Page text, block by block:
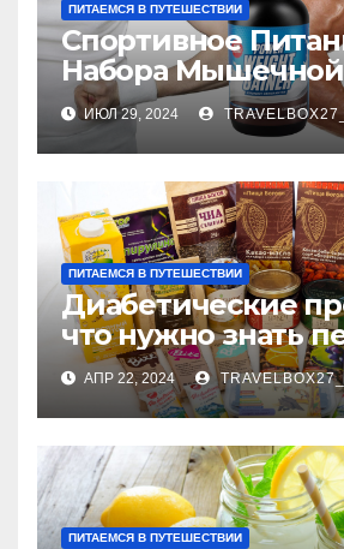
ПИТАЕМСЯ В ПУТЕШЕСТВИИ
Спортивное
Набора
Ключ к
Росту Мышц
ИЮЛ 29, 2024
ПИТАЕМСЯ В ПУТЕШЕСТВИИ
Диабетические
что нужно знать
покупкой
АПР 22, 2024 TRAVELBOX27_
ПИТАЕМСЯ В ПУТЕШЕСТВИИ